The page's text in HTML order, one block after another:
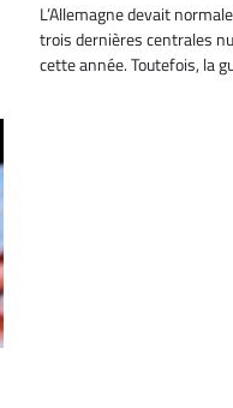
L’Allemagne devait
trois dernières centrales
cette année. Toutefois, la